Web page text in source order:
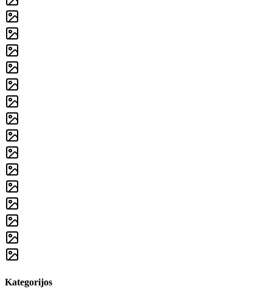
Kategorijos